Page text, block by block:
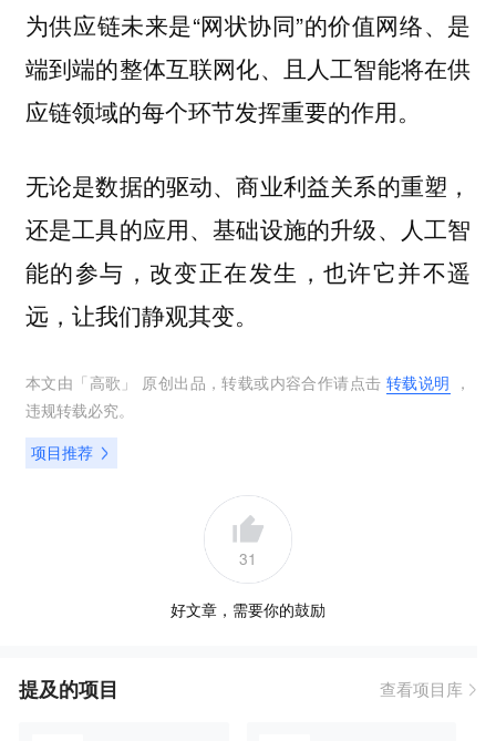
为供应链未来是“网状协同”的价值网络、是
端到端的整体互联网化、且人工智能将在供
应链领域的每个环节发挥重要的作用。
无论是数据的驱动、商业利益关系的重塑，
还是工具的应用、基础设施的升级、人工智
能的参与，改变正在发生，也许它并不遥
远，让我们静观其变。
本文由「 高歌 」 原创出品，转载或内容合作请点击 转载说明 ，
违规转载必究。
项目推荐
31
好文章，需要你的鼓励
提及的项目 查看项目库